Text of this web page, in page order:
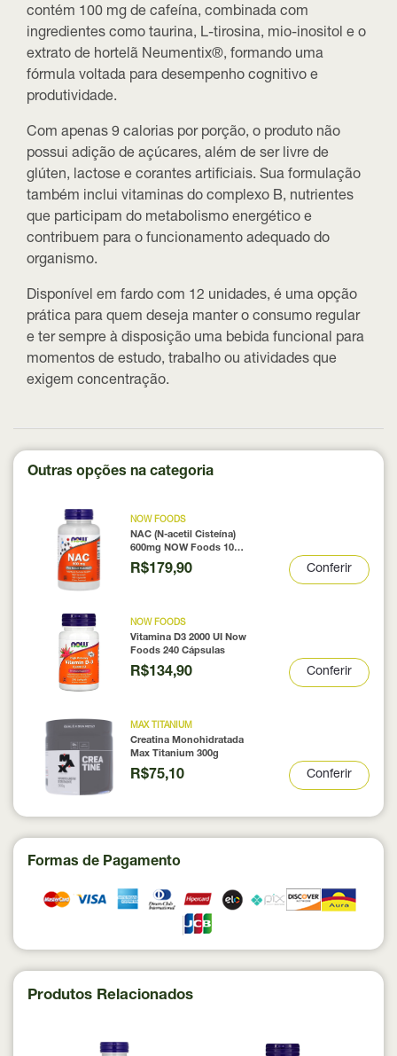
contém 100 mg de cafeína, combinada com
ingredientes como taurina, L-tirosina, mio-inositol e o
extrato de hortelã Neumentix®, formando uma
fórmula voltada para desempenho cognitivo e
produtividade.
Com apenas 9 calorias por porção, o produto não
possui adição de açúcares, além de ser livre de
glúten, lactose e corantes artificiais. Sua formulação
também inclui vitaminas do complexo B, nutrientes
que participam do metabolismo energético e
contribuem para o funcionamento adequado do
organismo.
Disponível em fardo com 12 unidades, é uma opção
prática para quem deseja manter o consumo regular
e ter sempre à disposição uma bebida funcional para
momentos de estudo, trabalho ou atividades que
exigem concentração.
Outras opções na categoria
NOW FOODS
NAC (N-acetil Cisteína)
600mg NOW Foods 100
Cápsulas
R$179,90 Conferir
NOW FOODS
Vitamina D3 2000 UI Now
Foods 240 Cápsulas
R$134,90 Conferir
MAX TITANIUM
Creatina Monohidratada
Max Titanium 300g
R$75,10 Conferir
Formas de Pagamento
Produtos Relacionados